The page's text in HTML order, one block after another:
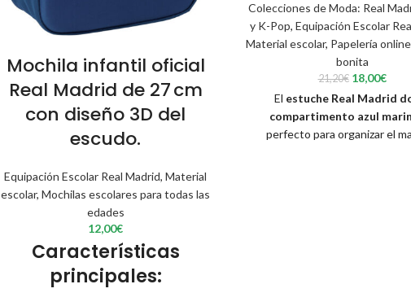
Mochila infantil oficial
Real Madrid de 27 cm
con diseño 3D del
escudo.
Equipación Escolar Real Madrid, Material
escolar, Mochilas escolares para todas las
edades
12,00€
Características
principales:
Colecciones de Moda: Real
y K-Pop, Equipación Escolar
Material escolar, Papelería
bonita
21,20€ El
precio
original
era:
21,20€.
18,00€El
es:
El estuche Real Madrid
compartimento azul
perfecto para organizar el